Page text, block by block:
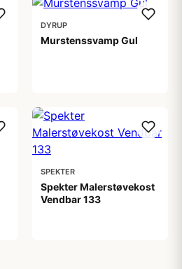
DYRUP
Murstenssvamp Gul
SPEKTER
Spekter Malerstøvekost
Vendbar 133